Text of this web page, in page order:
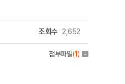
조회수 2,652
첨부파일(1)